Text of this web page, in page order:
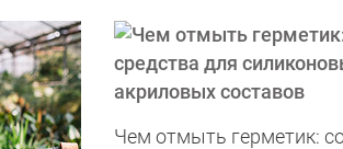
Чем отмыть герметик: